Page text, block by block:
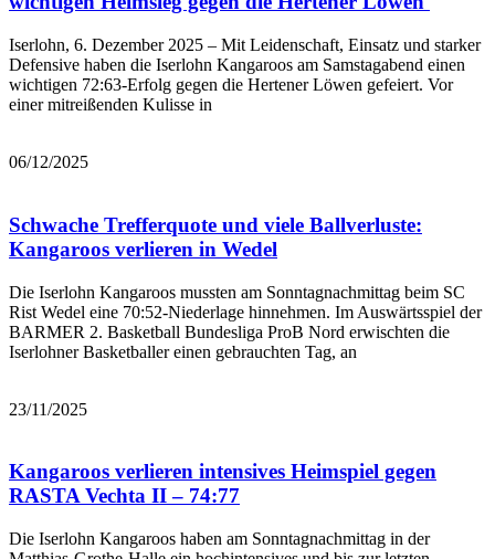
Iserlohn, 6. Dezember 2025 – Mit Leidenschaft, Einsatz und starker
Defensive haben die Iserlohn Kangaroos am Samstagabend einen
wichtigen 72:63-Erfolg gegen die Hertener Löwen gefeiert. Vor
einer mitreißenden Kulisse in
06/12/2025
Schwache Trefferquote und viele Ballverluste:
Kangaroos verlieren in Wedel
Die Iserlohn Kangaroos mussten am Sonntagnachmittag beim SC
Rist Wedel eine 70:52-Niederlage hinnehmen. Im Auswärtsspiel der
BARMER 2. Basketball Bundesliga ProB Nord erwischten die
Iserlohner Basketballer einen gebrauchten Tag, an
23/11/2025
Kangaroos verlieren intensives Heimspiel gegen
RASTA Vechta II – 74:77
Die Iserlohn Kangaroos haben am Sonntagnachmittag in der